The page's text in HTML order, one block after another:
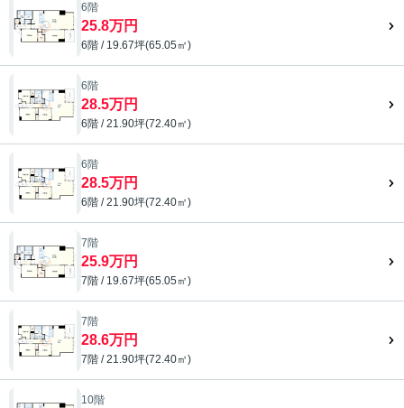
6階
25.8万円
6階 / 19.67坪(65.05㎡)
6階
28.5万円
6階 / 21.90坪(72.40㎡)
6階
28.5万円
6階 / 21.90坪(72.40㎡)
7階
25.9万円
7階 / 19.67坪(65.05㎡)
7階
28.6万円
7階 / 21.90坪(72.40㎡)
10階